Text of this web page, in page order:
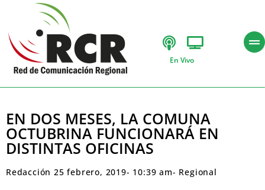
En Vivo
EN DOS MESES, LA COMUNA
OCTUBRINA FUNCIONARÁ EN
DISTINTAS OFICINAS
Redacción 25 febrero, 2019- 10:39 am- Regional